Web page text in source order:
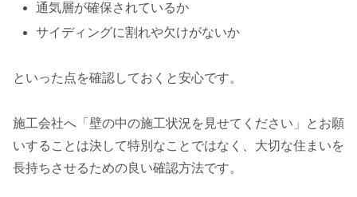
通気層が確保されているか
サイディングに割れや欠けがないか
といった点を確認しておくと安心です。
施工会社へ「壁の中の施工状況を見せてください」とお願
いすることは決して特別なことではなく、大切な住まいを
長持ちさせるための良い確認方法です。